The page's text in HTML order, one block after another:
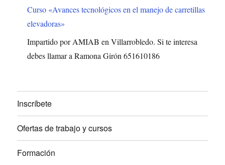
Curso «Avances tecnológicos en el manejo de carretillas
elevadoras»
Impartido por AMIAB en Villarrobledo. Si te interesa
debes llamar a Ramona Girón 651610186
Inscríbete
Ofertas de trabajo y cursos
Formación